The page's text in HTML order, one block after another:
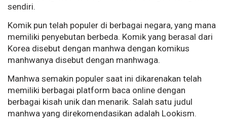
sendiri.
Komik pun telah populer di berbagai negara, yang mana
memiliki penyebutan berbeda. Komik yang berasal dari
Korea disebut dengan manhwa dengan komikus
manhwanya disebut dengan manhwaga.
Manhwa semakin populer saat ini dikarenakan telah
memiliki berbagai platform baca online dengan
berbagai kisah unik dan menarik. Salah satu judul
manhwa yang direkomendasikan adalah Lookism.